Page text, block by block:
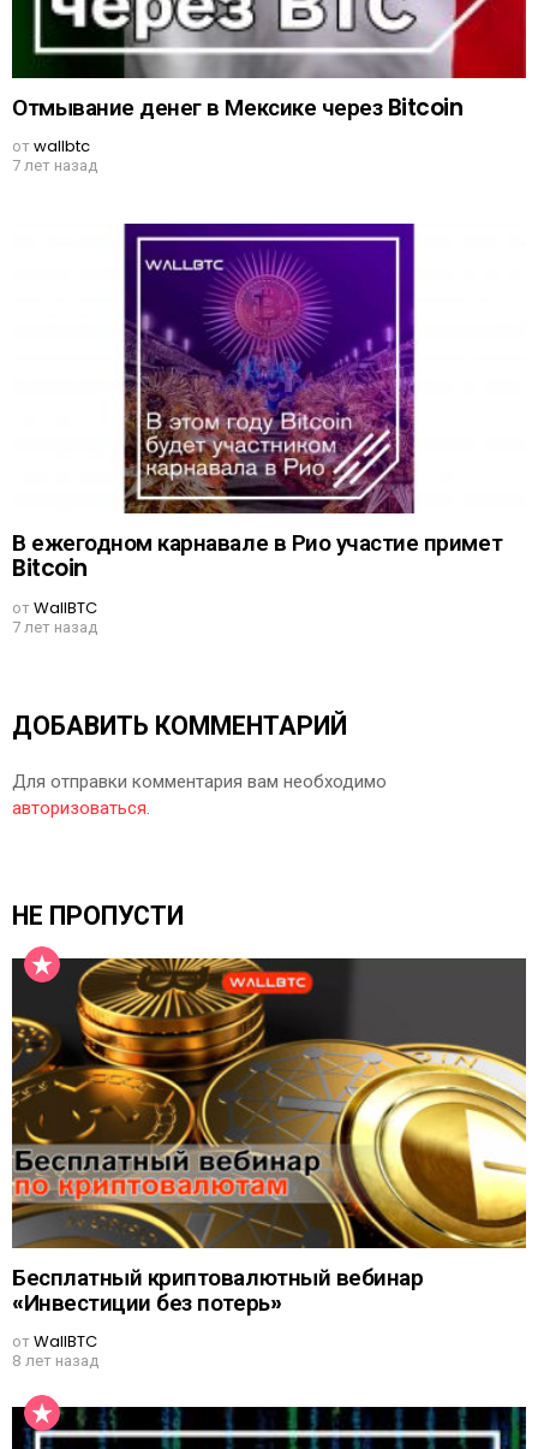
Отмывание денег в Мексике через Bitcoin
отwallbtc
7 лет назад
В ежегодном карнавале в Рио участие примет
Bitcoin
отWallBTC
7 лет назад
ДОБАВИТЬ КОММЕНТАРИЙ
Для отправки комментария вам необходимо
авторизоваться.
НЕ ПРОПУСТИ
Бесплатный криптовалютный вебинар
«Инвестиции без потерь»
отWallBTC
8 лет назад